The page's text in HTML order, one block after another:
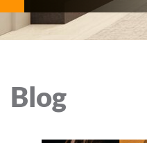
Blog